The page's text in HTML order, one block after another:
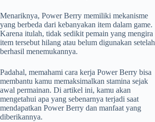
Menariknya, Power Berry memiliki mekanisme
yang berbeda dari kebanyakan item dalam game.
Karena itulah, tidak sedikit pemain yang mengira
item tersebut hilang atau belum digunakan setelah
berhasil menemukannya.
Padahal, memahami cara kerja Power Berry bisa
membantu kamu memaksimalkan stamina sejak
awal permainan. Di artikel ini, kamu akan
mengetahui apa yang sebenarnya terjadi saat
mendapatkan Power Berry dan manfaat yang
diberikannya.